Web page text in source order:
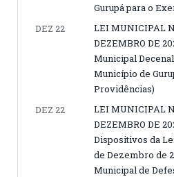
Gurupá para o
DEZ 22
LEI MUNICIPAL
DEZEMBRO DE
Municipal
Município de
Providências)
DEZ 22
LEI MUNICIPAL
DEZEMBRO DE
Dispositivos da
de Dezembro de
Municipal de